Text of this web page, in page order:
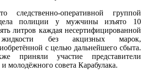
оперативной группой
полиции у мужчины изъято 10
литров каждая несертифицированной
жидкости без акцизных марок,
с целью дальнейшего сбыта.
приняли участие представители
молодёжного совета Карабулака.